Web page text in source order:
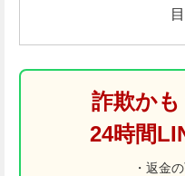
詐欺か
24時間
・返金